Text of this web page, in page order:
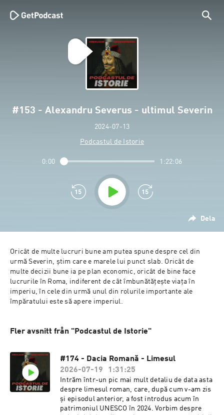
#153 - Alexandru Severus - ultimul Severin
2024-07-13
Podcastul de Istorie
Dela
0:00 1:22:06
Oricât de multe lucruri bune am putea spune despre cel din
urmă Severin, știm care e marele lui punct slab. Oricât de
multe decizii bune ia pe plan economic, oricât de bine face
lucrurile în Roma, indiferent de cât îmbunătățește viața în
imperiu, în cele din urmă unul din rolurile importante ale
împăratului este să apere imperiul.
Fler avsnitt från "Podcastul de Istorie"
#174 - Dacia Romană - Limesul
2026-07-19
1:31:25
Intrăm într-un pic mai mult detaliu de data asta
despre limesul roman, care, după cum v-am zis
și episodul anterior, a fost introdus acum în
patrimoniul UNESCO în 2024. Vorbim despre